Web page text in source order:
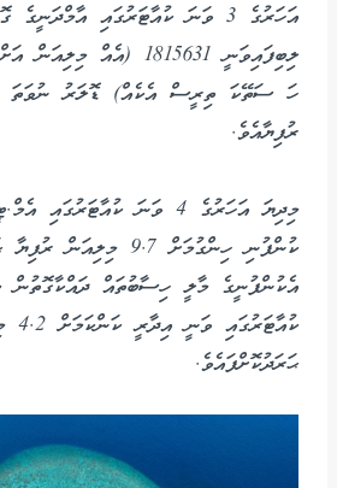
އަހަރުގެ 3 ވަނަ ކުއާޓަރުގައި
ލިބިފައިވަނީ 1815631
ރުފިޔާއެވެ.
މިދިޔަ އަހަރުގެ 4 ވަނަ
ކުންފުނި ހިންގުމަށް 9.7
އެކުންފުނީގެ މާލީ ހިސާބުތައް ދައްކާގޮތުން
ޙަރަދުކޮށްފައެވެ.